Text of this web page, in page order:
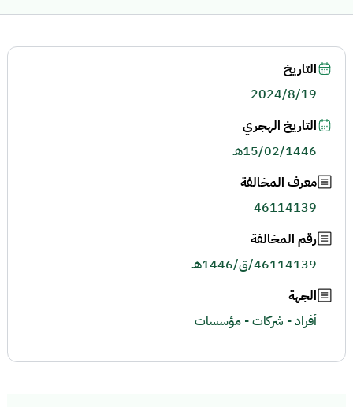
التاريخ
2024/8/19
التاريخ الهجري
15/02/1446هـ
معرف المخالفة
46114139
رقم المخالفة
46114139/ق/1446هـ
الجهة
أفراد - شركات - مؤسسات